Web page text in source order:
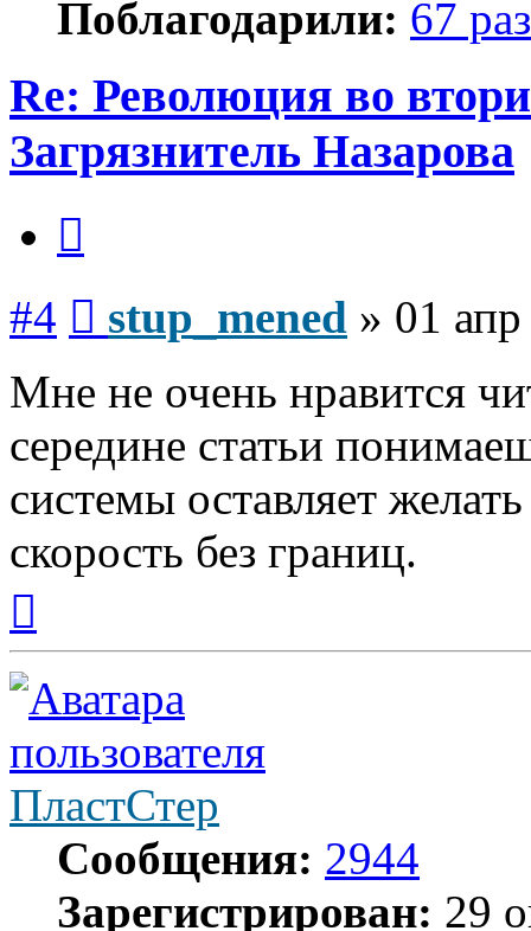
Поблагодарили: 67 раз
Re: Революция во
Загрязнитель Назарова
#4 stup_mened » 01
Мне не очень нравится
середине статьи
системы оставляет
скорость без границ.
началу
ПластСтер
Сообщения: 2944
Зарегистрирован: 29